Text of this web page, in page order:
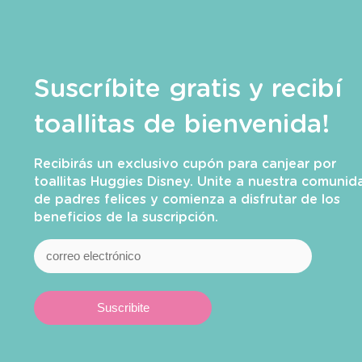
Suscríbite gratis y recibí
toallitas de bienvenida!
Recibirás un exclusivo cupón para canjear por
toallitas Huggies Disney. Unite a nuestra
de padres felices y comienza a disfrutar de los
beneficios de la suscripción.